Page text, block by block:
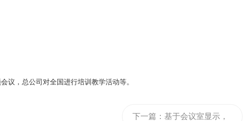
，总公司对全国进行培训教学活动等。
下一篇： 基于会议室显示，